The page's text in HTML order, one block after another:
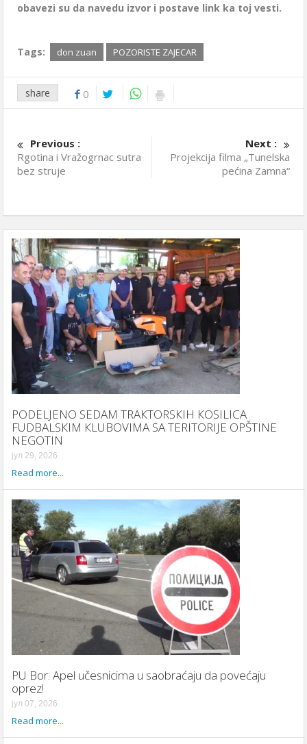
obavezi su da navedu izvor i postave link ka toj vesti.
Tags: don zuan POZORISTE ZAJECAR
share 0
Previous :
Rgotina i Vražogrnac sutra
bez struje
Next :
Projekcija filma „Tunelska
pećina Zamna“
PODELJENO SEDAM TRAКTORSКIH КOSILICA
FUDBALSКIM КLUBOVIMA SA TERITORIJE OPŠTINE
NEGOTIN
јул 29, 2026
Read more...
PU Bor: Apel učesnicima u saobraćaju da povećaju
oprez!
јул 07, 2026
Read more...